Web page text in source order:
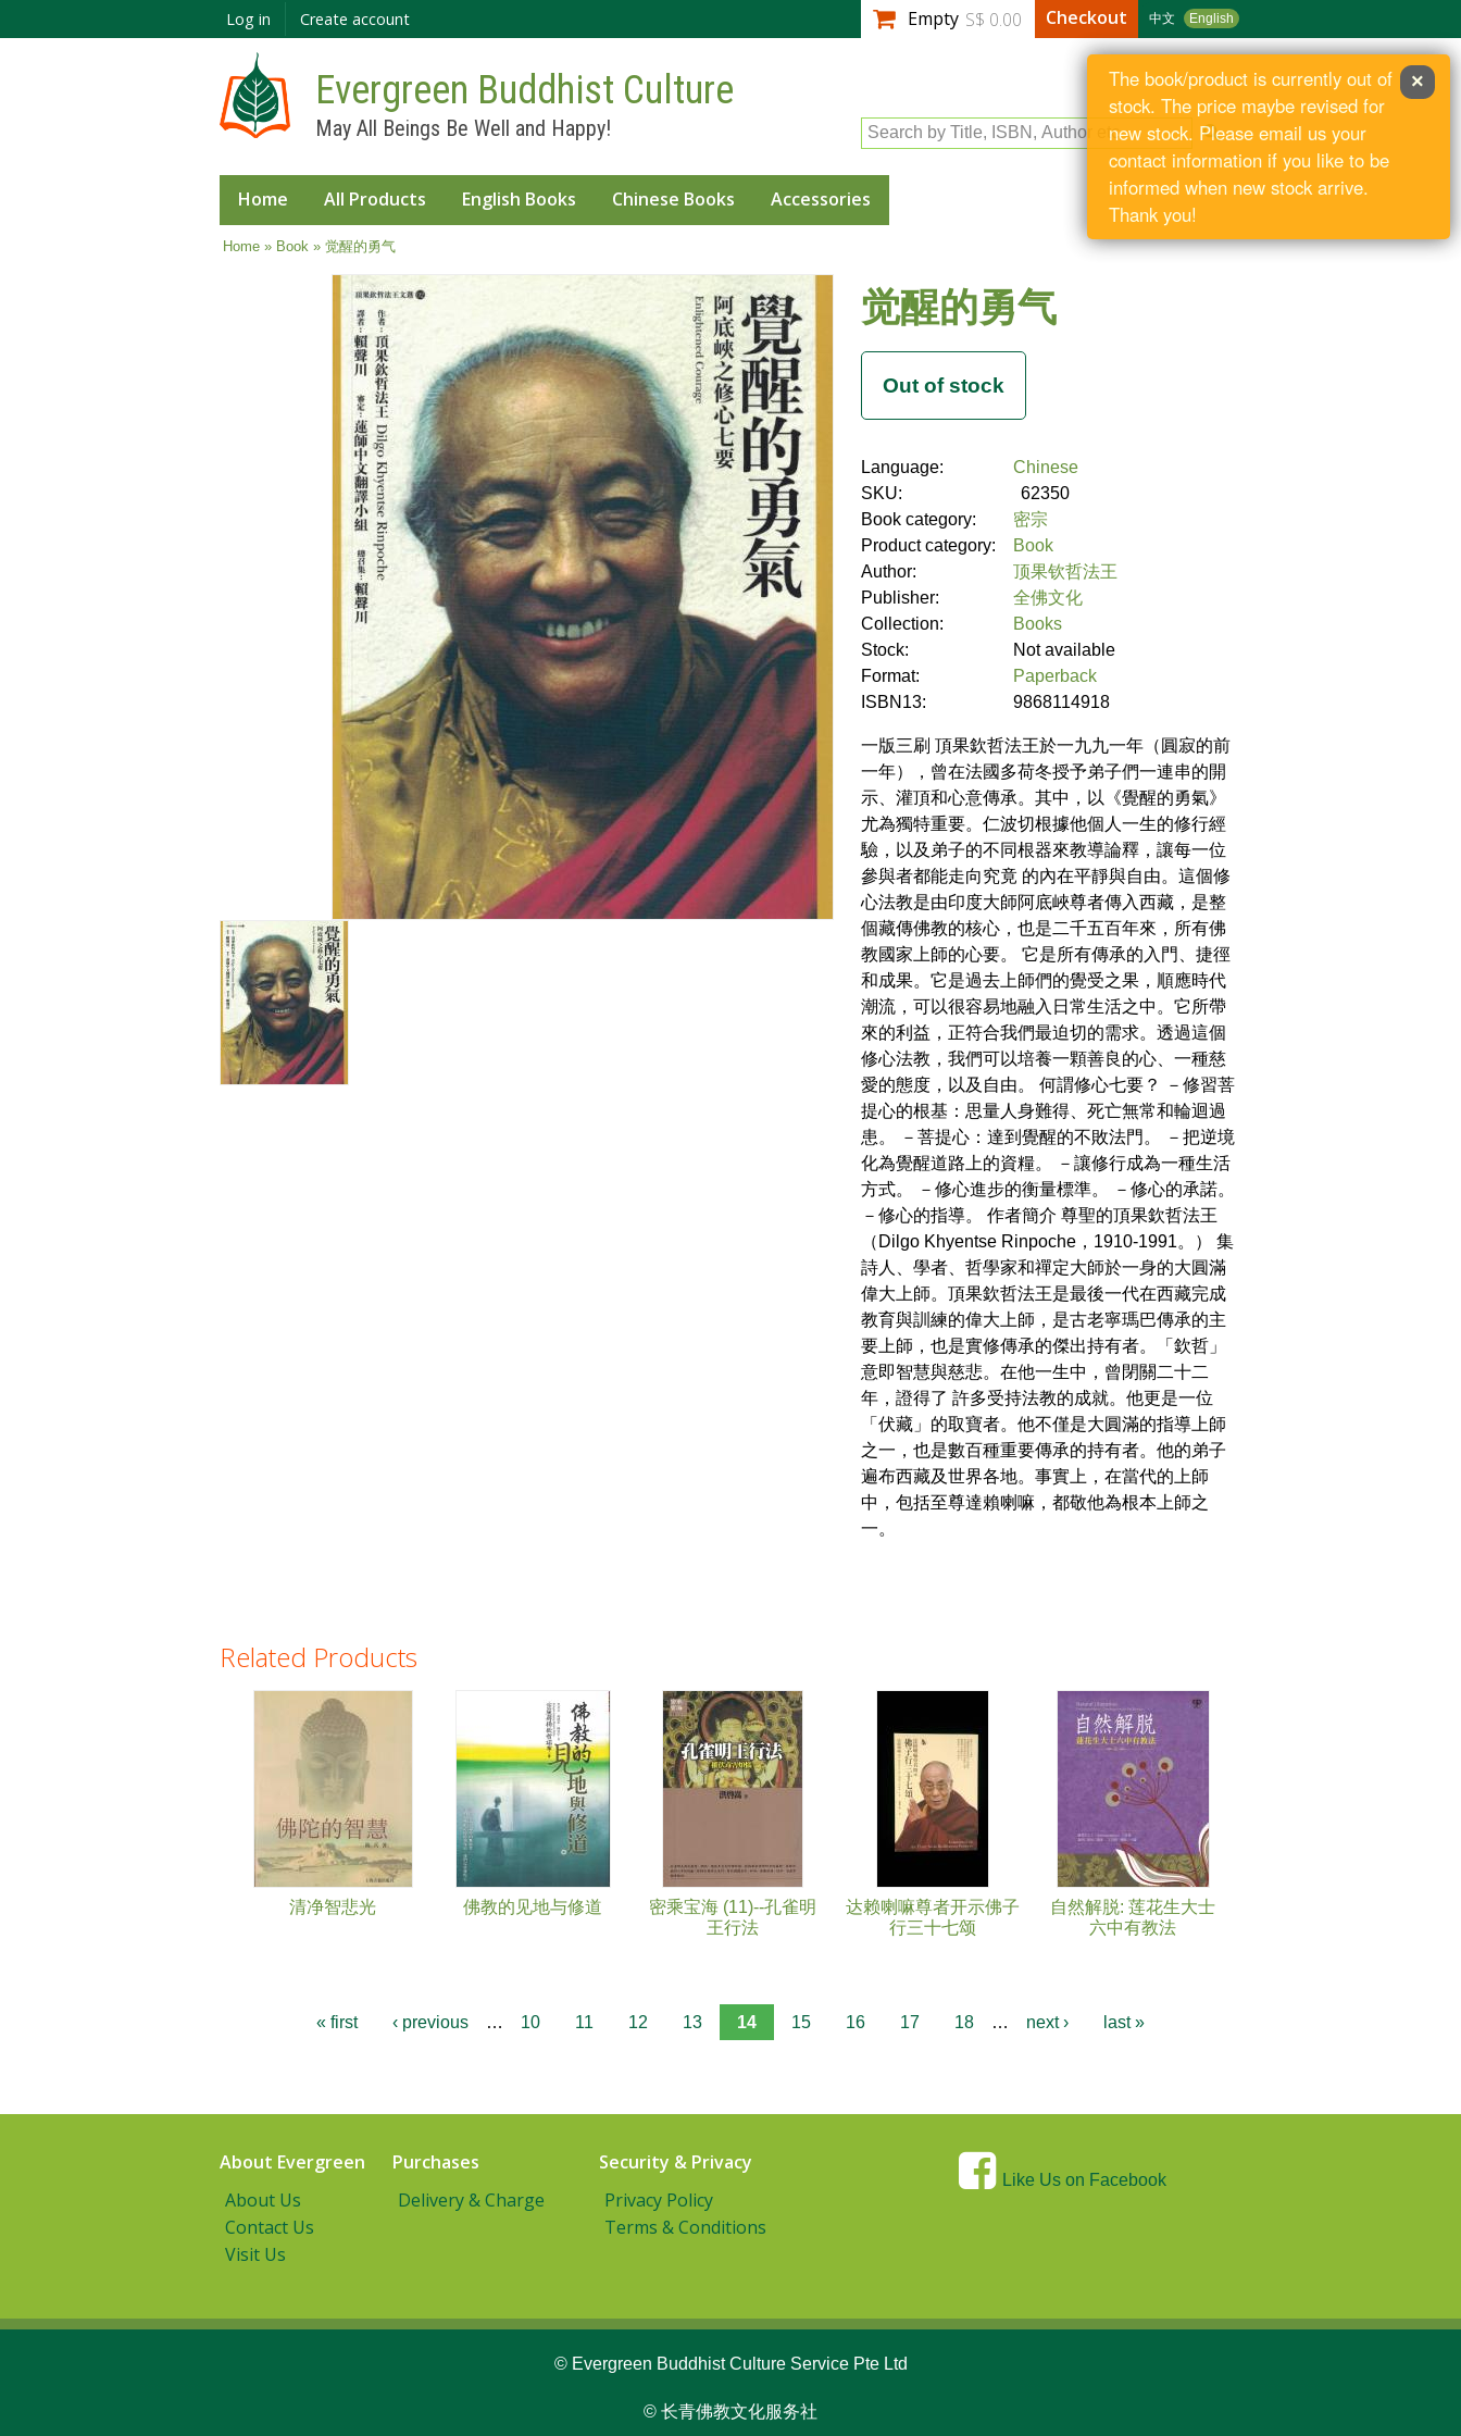
main
Log in Create account 中文 English
Empty S$ 0.00 Checkout
Evergreen Buddhist Culture
May All Beings Be Well and Happy! Search by Title, ISBN, Author etc
Home All Products English Books Chinese Books Accessories
You are here
Home» Book » 觉醒的勇气
觉醒的勇气
Language:
Chinese
SKU:
62350
Book category:
密宗
Product category:
Book
Author:
顶果钦哲法王
Publisher:
全佛文化
Collection:
Books
Stock:
Not available
Format:
Paperback
ISBN13:
9868114918
一版三刷 頂果欽哲法王於一九九一年（圓寂的前
一年），曾在法國多荷冬授予弟子們一連串的開
示、灌頂和心意傳承。其中，以《覺醒的勇氣》
尤為獨特重要。仁波切根據他個人一生的修行經
驗，以及弟子的不同根器來教導論釋，讓每一位
參與者都能走向究竟 的內在平靜與自由。這個修
心法教是由印度大師阿底峽尊者傳入西藏，是整
個藏傳佛教的核心，也是二千五百年來，所有佛
教國家上師的心要。 它是所有傳承的入門、捷徑
和成果。它是過去上師們的覺受之果，順應時代
潮流，可以很容易地融入日常生活之中。它所帶
來的利益，正符合我們最迫切的需求。透過這個
修心法教，我們可以培養一顆善良的心、一種慈
愛的態度，以及自由。 何謂修心七要？ －修習菩
提心的根基：思量人身難得、死亡無常和輪迴過
患。 －菩提心：達到覺醒的不敗法門。 －把逆境
化為覺醒道路上的資糧。 －讓修行成為一種生活
方式。 －修心進步的衡量標準。 －修心的承諾。
－修心的指導。 作者簡介 尊聖的頂果欽哲法王
（Dilgo Khyentse Rinpoche，1910-1991。） 集
詩人、學者、哲學家和禪定大師於一身的大圓滿
偉大上師。頂果欽哲法王是最後一代在西藏完成
教育與訓練的偉大上師，是古老寧瑪巴傳承的主
要上師，也是實修傳承的傑出持有者。「欽哲」
意即智慧與慈悲。在他一生中，曾閉關二十二
年，證得了 許多受持法教的成就。他更是一位
「伏藏」的取寶者。他不僅是大圓滿的指導上師
之一，也是數百種重要傳承的持有者。他的弟子
遍布西藏及世界各地。事實上，在當代的上師
中，包括至尊達賴喇嘛，都敬他為根本上師之
一。
Related Products
清净智悲光 佛教的见地与修道
密乘宝海 (11)--孔雀明
王行法
达赖喇嘛尊者开示佛子
行三十七颂
自然解脱: 莲花生大士
六中有教法
Pages
« first ‹ previous … 10 11 12 13 14 15 16 17 18 … next › last »
About Evergreen
About Us
Contact Us
Visit Us
Purchases
Delivery & Charge
Security & Privacy
Privacy Policy
Terms & Conditions
Like Us on Facebook
© Evergreen Buddhist Culture Service Pte Ltd
© 长青佛教文化服务社
×
The book/product is currently out of
stock. The price maybe revised for
new stock. Please email us your
contact information if you like to be
informed when new stock arrive.
Thank you!